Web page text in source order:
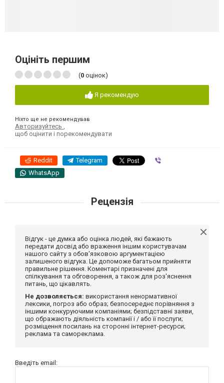
Оцініть першим
(0 оцінок)
Я рекомендую
Ніхто ще не рекомендував
Авторизуйтесь ,
щоб оцінити і порекомендувати
Reddit Telegram
WhatsApp
Рецензія
Відгук - це думка або оцінка людей, які бажають
передати досвід або враження іншим користувачам
нашого сайту з обов'язковою аргументацією
залишеного відгука. Це допоможе багатьом прийняти
правильне рішення. Коментарі призначені для
спілкування та обговорення, а також для роз'яснення
питань, що цікавлять.
Не дозволяється: використання ненормативної
лексики, погроз або образ; безпосереднє порівняння з
іншими конкуруючими компаніями; безпідставні заяви,
що ображають діяльність компанії і / або її послуги;
розміщення посилань на сторонні інтернет-ресурси;
реклама та самореклама.
Введіть email: